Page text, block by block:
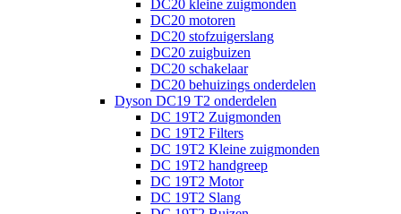
DC20 kleine zuigmonden
DC20 motoren
DC20 stofzuigerslang
DC20 zuigbuizen
DC20 schakelaar
DC20 behuizings onderdelen
Dyson DC19 T2 onderdelen
DC 19T2 Zuigmonden
DC 19T2 Filters
DC 19T2 Kleine zuigmonden
DC 19T2 handgreep
DC 19T2 Motor
DC 19T2 Slang